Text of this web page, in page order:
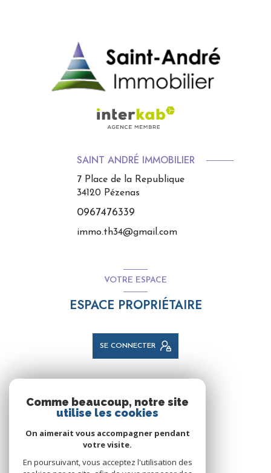
SAINT ANDRÉ IMMOBILIER
7 Place de la Republique
34120 Pézenas
0967476339
immo.th34@gmail.com
VOTRE ESPACE
ESPACE PROPRIÉTAIRE
SE CONNECTER
NOUS SUIVRE
Comme beaucoup, notre site
utilise les cookies
On aimerait vous accompagner pendant
votre visite.
En poursuivant, vous acceptez l'utilisation des